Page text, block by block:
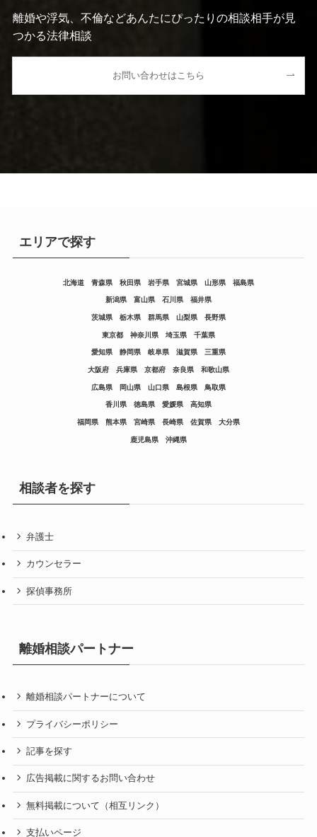
離婚や浮気、不倫などあんたにぴったりの相談相手が見
つかる法律相談
お問い合わせはこちら
エリアで探す
北海道 青森県 秋田県 岩手県 宮城県 山形県 福島県
新潟県 富山県 石川県 福井県
茨城県 栃木県 群馬県 山梨県 長野県
東京都 神奈川県 埼玉県 千葉県
愛知県 静岡県 岐阜県 滋賀県 三重県
大阪府 兵庫県 京都府 奈良県 和歌山県
広島県 岡山県 山口県 島根県 鳥取県
香川県 徳島県 愛媛県 高知県
福岡県 熊本県 宮崎県 長崎県 佐賀県 大分県
鹿児島県 沖縄県
相談者を探す
弁護士
カウンセラー
探偵事務所
離婚相談パートナー
離婚相談パートナーについて
プライバシーポリシー
記事を探す
広告掲載に関するお問い合わせ
無料掲載について（相互リンク）
支払いページ